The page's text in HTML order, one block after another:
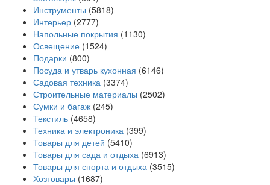
Инструменты (5818)
Интерьер (2777)
Напольные покрытия (1130)
Освещение (1524)
Подарки (800)
Посуда и утварь кухонная (6146)
Садовая техника (3374)
Строительные материалы (2502)
Сумки и багаж (245)
Текстиль (4658)
Техника и электроника (399)
Товары для детей (5410)
Товары для сада и отдыха (6913)
Товары для спорта и отдыха (3515)
Хозтовары (1687)